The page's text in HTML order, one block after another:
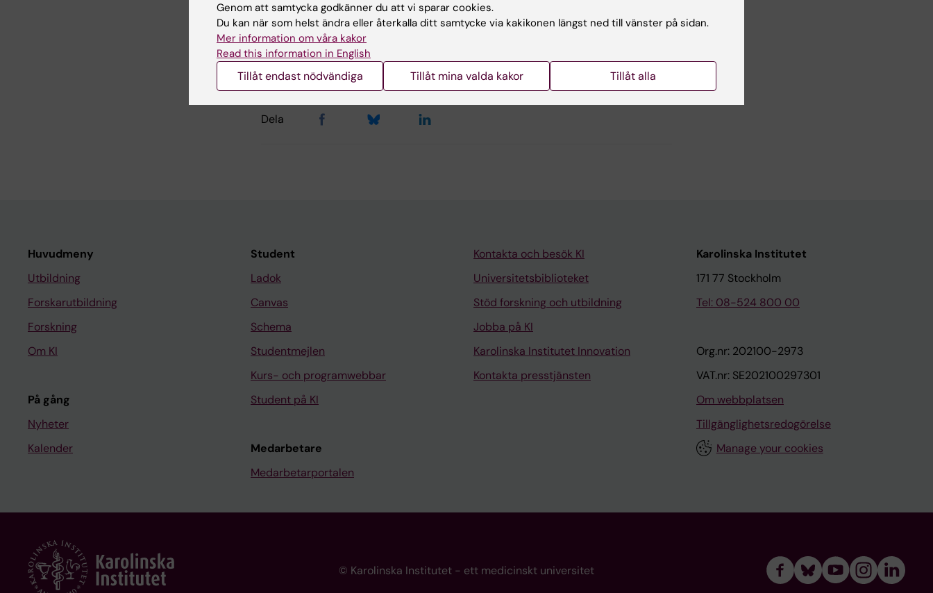
Innehållsgranskare:
Walter Osika
2026-06-29
Dela
Huvudmeny
Utbildning
Forskarutbildning
Forskning
Om KI
På gång
Nyheter
Kalender
Student
Ladok
Canvas
Schema
Studentmejlen
Kurs- och programwebbar
Student på KI
Medarbetare
Medarbetarportalen
Kontakta och besök KI
Universitetsbiblioteket
Stöd forskning och utbildning
Jobba på KI
Karolinska Institutet Innovation
Kontakta presstjänsten
Karolinska Institutet
171 77 Stockholm
Tel: 08-524 800 00
Org.nr: 202100-2973
VAT.nr: SE202100297301
Om webbplatsen
Tillgänglighetsredogörelse
Manage your cookies
© Karolinska Institutet - ett medicinskt universitet
Genom att samtycka godkänner du att vi sparar cookies.
Du kan när som helst ändra eller återkalla ditt samtycke via kakikonen längst ned till vänster på sidan.
Mer information om våra kakor
Read this information in English
Tillåt endast nödvändiga Tillåt mina valda kakor Tillåt alla